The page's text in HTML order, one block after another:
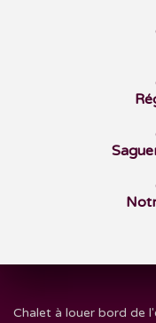
Chalet à louer bord de